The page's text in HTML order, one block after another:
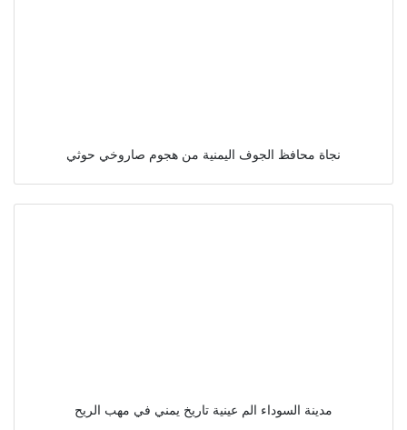
نجاة محافظ الجوف اليمنية من هجوم صاروخي حوثي
مدينة السوداء الم عينية تاريخ يمني في مهب الريح